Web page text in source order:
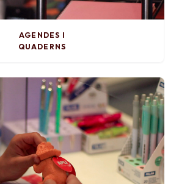
AGENDES I
QUADERNS